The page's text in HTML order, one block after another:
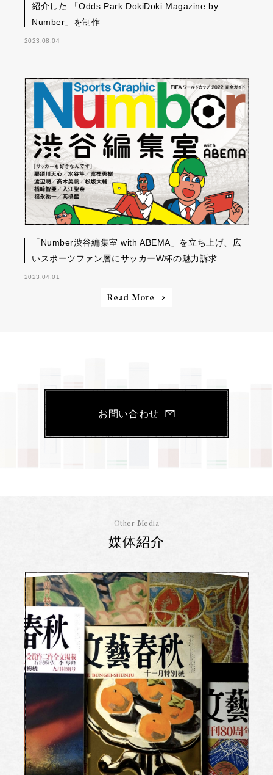
紹介した 「Odds Park DokiDoki Magazine by
Number」を制作
2023.08.04
「Number渋谷編集室 with ABEMA」を立ち上げ、広
いスポーツファン層にサッカーW杯の魅力訴求
2023.04.01
Read More
お問い合わせ
Other Media
媒体紹介